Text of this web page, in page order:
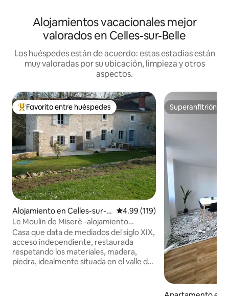
Alojamientos vacacionales mejor
valorados en Celles-sur-Belle
Los huéspedes están de acuerdo: estas estadías están
muy valoradas por su ubicación, limpieza y otros
aspectos.
Favorito entre huéspedes preferido
Favorito entre huéspedes
Alojamiento en Celles-sur-B
elle
Calificación promedio: 4.99 de
4.99 (119)
Le Moulin de Miserè -alojamiento
amueblado-
Casa que data de mediados del siglo XIX,
acceso independiente, restaurada
respetando los materiales, madera,
piedra, idealmente situada en el valle de
Superanfitrión
Superanfitrión